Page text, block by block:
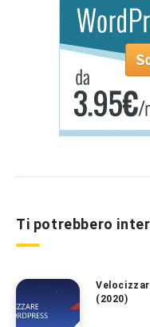
Ti potrebbero
(2020)